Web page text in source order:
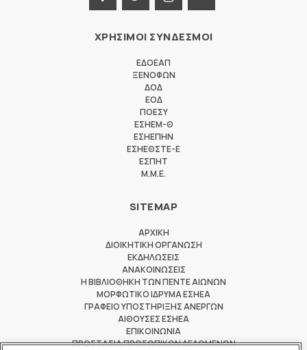
ΧΡΗΣΙΜΟΙ ΣΥΝΔΕΣΜΟΙ
ΕΔΟΕΑΠ
ΞΕΝΟΦΩΝ
ΔΟΔ
ΕΟΔ
ΠΟΕΣΥ
ΕΣΗΕΜ-Θ
ΕΣΗΕΠΗΝ
ΕΣΗΕΘΣΤΕ-Ε
ΕΣΠΗΤ
M.M.E.
SITEMAP
ΑΡΧΙΚΗ
ΔΙΟΙΚΗΤΙΚΗ ΟΡΓΑΝΩΣΗ
ΕΚΔΗΛΩΣΕΙΣ
ΑΝΑΚΟΙΝΩΣΕΙΣ
Η ΒΙΒΛΙΟΘΗΚΗ ΤΩΝ ΠΕΝΤΕ ΑΙΩΝΩΝ
ΜΟΡΦΩΤΙΚΟ ΙΔΡΥΜΑ ΕΣΗΕΑ
ΓΡΑΦΕΙΟ ΥΠΟΣΤΗΡΙΞΗΣ ΑΝΕΡΓΩΝ
ΑΙΘΟΥΣΕΣ ΕΣΗΕΑ
ΕΠΙΚΟΙΝΩΝΙΑ
ΠΡΟΣΤΑΣΙΑ ΠΡΟΣΩΠΙΚΩΝ ΔΕΔΟΜΕΝΩΝ